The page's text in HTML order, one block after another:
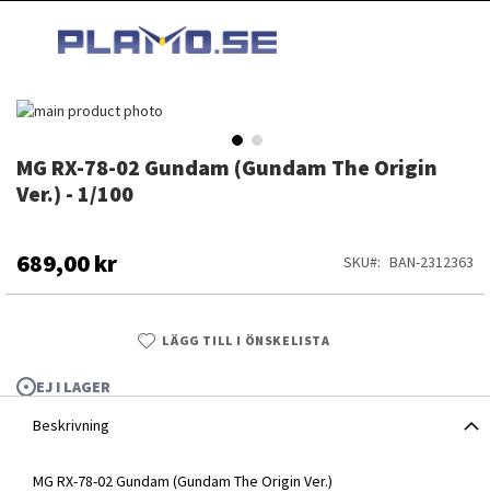
INNEHÅLLET
MG RX-78-02 Gundam (Gundam The Origin
Ver.) - 1/100
689,00 kr SKU BAN-2312363
LÄGG TILL I ÖNSKELISTA
EJ I LAGER
Hoppa
av
bildgalleriet
MG RX-78-02 Gundam (Gundam The Origin Ver.) - 1/100
Hoppa
till
början
bildgalleriet
Beskrivning
MG RX-78-02 Gundam (Gundam The Origin Ver.)